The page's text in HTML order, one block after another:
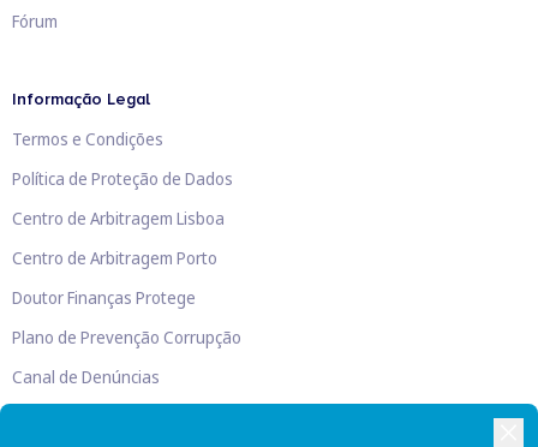
Fórum
Informação Legal
Termos e Condições
Política de Proteção de Dados
Centro de Arbitragem Lisboa
Centro de Arbitragem Porto
Doutor Finanças Protege
Plano de Prevenção Corrupção
Canal de Denúncias